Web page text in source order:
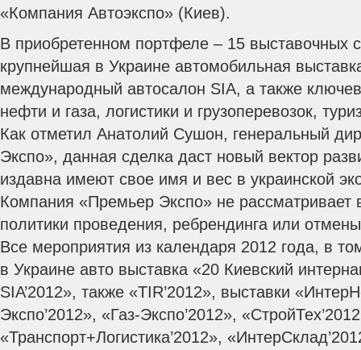
«Компания Автоэкспо» (Киев).
В приобретенном портфеле – 15 выставочных
крупнейшая в Украине автомобильная
международный автосалон SIA, а также
нефти и газа, логистики и грузоперевозок,
Как отметил Анатолий Сушон, генеральный
Экспо», данная сделка даст новый вектор
издавна имеют свое имя и вес в украинской
Компания «Премьер Экспо» не рассматривает
политики проведения, ребрендинга или
Все мероприятия из календаря 2012 года, в
в Украине авто выставка «20 Киевский
SIA’2012», также «TIR’2012», выставки
Экспо’2012», «Газ-Экспо’2012»,
«Транспорт+Логистика’2012»,